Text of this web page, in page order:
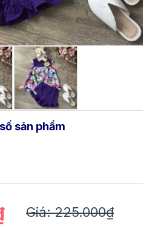
Giá: 225.000₫
sản phẩm